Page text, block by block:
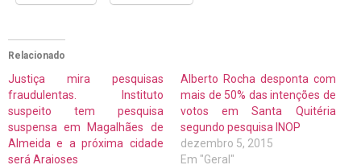
Relacionado
Justiça mira pesquisas
fraudulentas. Instituto
suspeito tem pesquisa
suspensa em Magalhães de
Almeida e a próxima cidade
será Araioses
Alberto Rocha desponta com
mais de 50% das intenções de
votos em Santa Quitéria
segundo pesquisa INOP
dezembro 5, 2015
Em "Geral"